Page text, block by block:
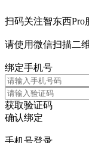
扫码关注智东西Pro
请使用微信扫描二
绑定手机号
获取验证码
确认绑定
手机号登录